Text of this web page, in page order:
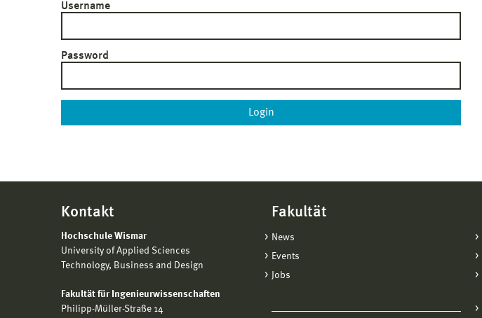
Username
Password
Kontakt
Hochschule Wismar
University of Applied Sciences
Technology, Business and Design
Fakultät für Ingenieurwissenschaften
Philipp-Müller-Straße 14
Fakultät
News
Events
Jobs